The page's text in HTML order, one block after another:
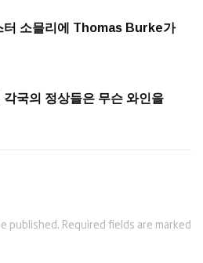
터 소믈리에 Thomas Burke가
국의 정상들은 무슨 와인을
published. Required fields are marked